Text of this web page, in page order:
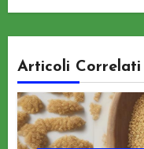
Articoli Correlati